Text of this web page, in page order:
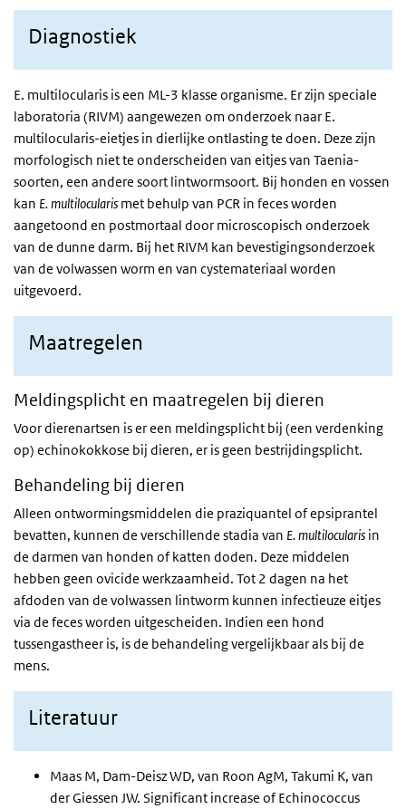
Diagnostiek
E. multilocularis is een ML-3 klasse organisme. Er zijn speciale
laboratoria (RIVM) aangewezen om onderzoek naar E.
multilocularis-eietjes in dierlijke ontlasting te doen. Deze zijn
morfologisch niet te onderscheiden van eitjes van Taenia-
soorten, een andere soort lintwormsoort. Bij honden en vossen
kan E. multilocularis met behulp van PCR in feces worden
aangetoond en postmortaal door microscopisch onderzoek
van de dunne darm. Bij het RIVM kan bevestigingsonderzoek
van de volwassen worm en van cystemateriaal worden
uitgevoerd.
Maatregelen
Meldingsplicht en maatregelen bij dieren
Voor dierenartsen is er een meldingsplicht bij (een verdenking
op) echinokokkose bij dieren, er is geen bestrijdingsplicht.
Behandeling bij dieren
Alleen ontwormingsmiddelen die praziquantel of epsiprantel
bevatten, kunnen de verschillende stadia van E. multilocularis in
de darmen van honden of katten doden. Deze middelen
hebben geen ovicide werkzaamheid. Tot 2 dagen na het
afdoden van de volwassen lintworm kunnen infectieuze eitjes
via de feces worden uitgescheiden. Indien een hond
tussengastheer is, is de behandeling vergelijkbaar als bij de
mens.
Literatuur
Maas M, Dam-Deisz WD, van Roon AgM, Takumi K, van
der Giessen JW. Significant increase of Echinococcus